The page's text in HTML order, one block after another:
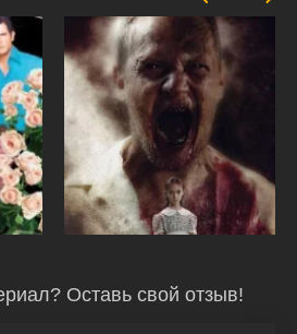
Оставь свой отзыв!